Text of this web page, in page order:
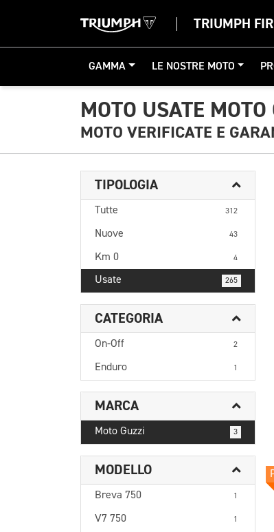
TRIUMPH
GAMMA LE NOSTRE MOTO
MOTO USATE
MOTO VERIFICATE E
TIPOLOGIA
Tutte 312
Nuove 43
Km 0 4
Usate 265
CATEGORIA
On-Off 2
Enduro 1
MARCA
Moto Guzzi 3
MODELLO
Breva 750 1
V7 750 1